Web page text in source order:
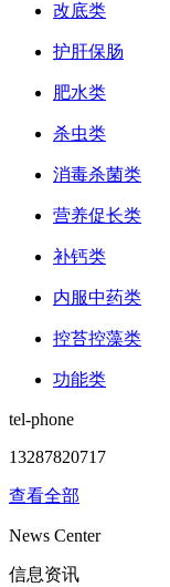
改底类
护肝保肠
肥水类
杀虫类
消毒杀菌类
营养促长类
补钙类
内服中药类
控苔控藻类
功能类
tel-phone
13287820717
查看全部
News Center
信息资讯